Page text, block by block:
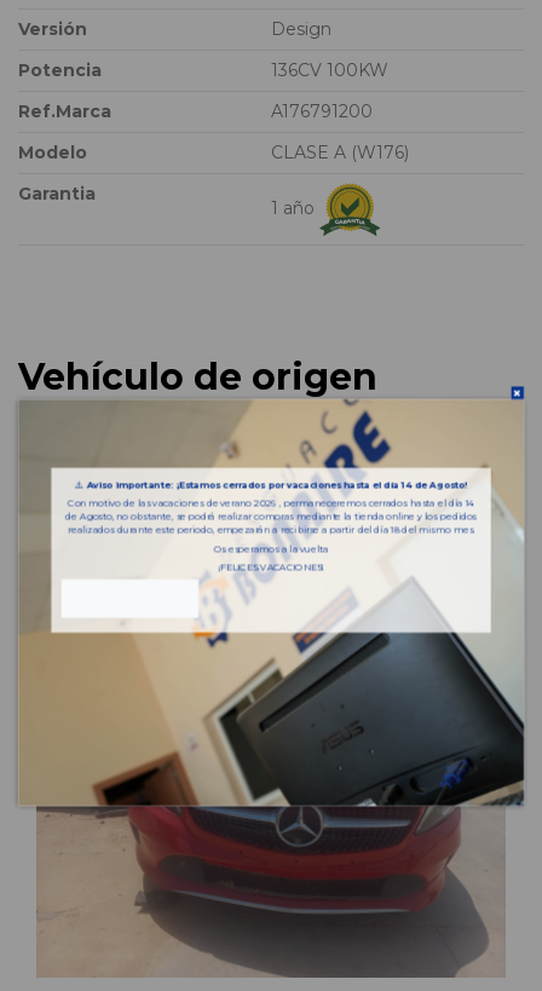
Versión
Design
Potencia
136CV 100KW
Ref.Marca
A176791200
Modelo
CLASE A (W176)
Garantia
1 año
Vehículo de origen
⚠️ Aviso importante: ¡Estamos cerrados por vacaciones hasta el día 14 de Agosto!
Con motivo de las vacaciones de verano 2026 , permaneceremos cerrados hasta el día 14
de Agosto, no obstante, se podrá realizar compras mediante la tienda online y los pedidos
realizados durante este periodo, empezarán a recibirse a partir del día 18 del mismo mes.
Os esperamos a la vuelta
¡FELICES VACACIONES!